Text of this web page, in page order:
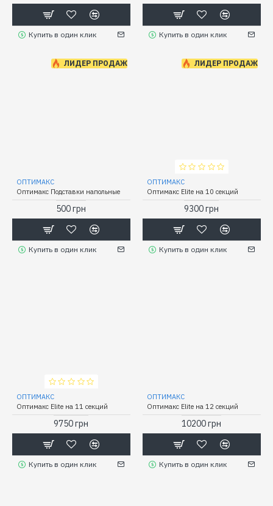
Купить в один клик Купить в один клик
ЛИДЕР ПРОДАЖ
ОПТИМАКС
Оптимакс Подставки напольные
500 грн
Купить в один клик
ЛИДЕР ПРОДАЖ
ОПТИМАКС
Оптимакс Elite на 10 секций
9300 грн
Купить в один клик
ОПТИМАКС
Оптимакс Elite на 11 секций
9750 грн
Купить в один клик
ОПТИМАКС
Оптимакс Elite на 12 секций
10200 грн
Купить в один клик